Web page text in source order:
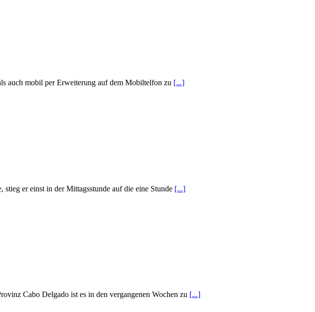
auch mobil per Erweiterung auf dem Mobiltelfon zu [...]
er einst in der Mittagsstunde auf die eine Stunde [...]
Cabo Delgado ist es in den vergangenen Wochen zu [...]